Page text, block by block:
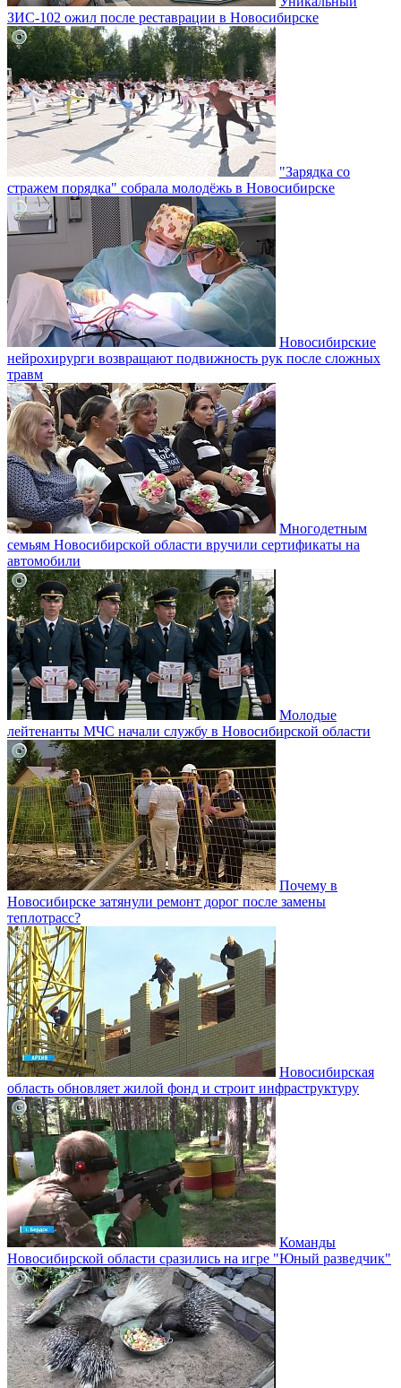
ЗИС-102 ожил после реставрации в Новосибирске
"Зарядка со
стражем порядка" собрала молодёжь в Новосибирске
Новосибирские
нейрохирурги возвращают подвижность рук после сложных
травм
Многодетным
семьям Новосибирской области вручили сертификаты на
автомобили
Молодые
лейтенанты МЧС начали службу в Новосибирской области
Почему в
Новосибирске затянули ремонт дорог после замены
теплотрасс?
Новосибирская
область обновляет жилой фонд и строит инфраструктуру
Команды
Новосибирской области сразились на игре "Юный разведчик"